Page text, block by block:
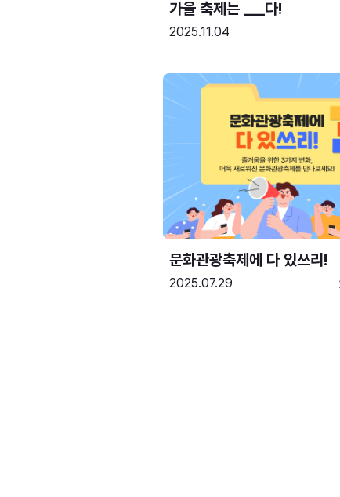
2025.11.04
문화관광축제에 다 있쓰리!
2025.07.29